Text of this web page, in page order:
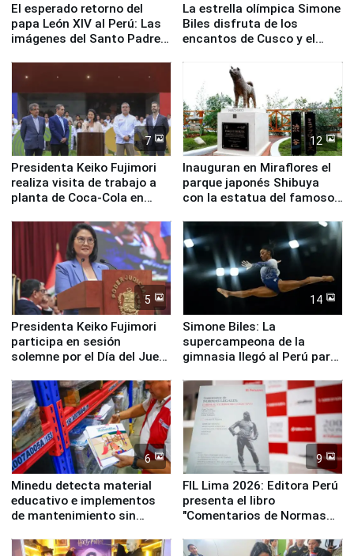
El esperado retorno del
papa León XIV al Perú: Las
imágenes del Santo Padre
La estrella olímpica Simone
Biles disfruta de los
encantos de Cusco y el
7
Presidenta Keiko Fujimori
realiza visita de trabajo a
planta de Coca-Cola en
12
Inauguran en Miraflores el
parque japonés Shibuya
con la estatua del famoso
5
Presidenta Keiko Fujimori
participa en sesión
solemne por el Día del Juez
14
Simone Biles: La
supercampeona de la
gimnasia llegó al Perú para
Panamericanos Lima 2027
6
Minedu detecta material
educativo e implementos
de mantenimiento sin
la UGEL 2
9
FIL Lima 2026: Editora Perú
presenta el libro
"Comentarios de Normas
Derecho Colectivo"